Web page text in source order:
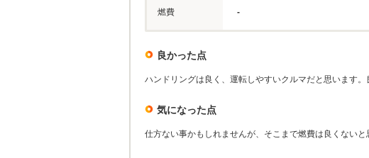
燃費 -
良かった点
ハンドリングは良く、運転しやすいクルマだと思います。
気になった点
仕方ない事かもしれませんが、そこまで燃費は良くないと